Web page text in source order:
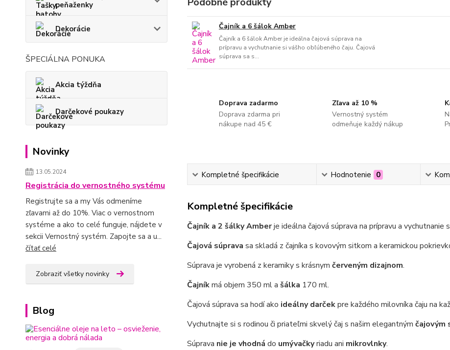
peňaženky
Dekorácie
ŠPECIÁLNA PONUKA
Akcia týždňa
Darčekové poukazy
Novinky
13.05.2024
Registrácia do vernostného systému
Registrujte sa a my Vás odmeníme
zľavami až do 10%. Viac o vernostnom
systéme a ako to celé funguje, nájdete v
sekcii Vernostný systém. Zapojte sa a u...
čítať celé
Zobraziť všetky novinky
Blog
Čajník a 6 šálok Amber
Čajník a 6 šálok Amber je ideálna čajová súprava na
prípravu a vychutnanie si vášho obľúbeného čaju. Čajová
súprava sa s...
Doprava zadarmo
Doprava zdarma pri
nákupe nad 45 €
Zľava až 10 %
Vernostný systém
odmeňuje každý nákup
Kompletné špecifikácie Hodnotenie 0
Kompletné špecifikácie
Čajník a 2 šálky Amberje ideálna čajová súprava na prípravu a vychutnanie
Čajová súprava sa skladá z čajníka s kovovým sitkom a keramickou
Súprava je vyrobená z keramiky s krásnym červeným dizajnom.
Čajníkmá objem 350 ml a šálka 170 ml.
Čajová súprava sa hodí ako ideálny darčekpre každého milovníka čaju na
Vychutnajte si s rodinou či priateľmi skvelý čaj s našim elegantným čajovým
Súprava nie je vhodná do umývačkyriadu ani mikrovlnky.